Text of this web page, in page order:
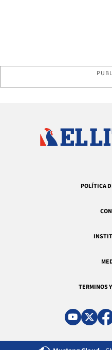
POLÍTICA
TERMINOS